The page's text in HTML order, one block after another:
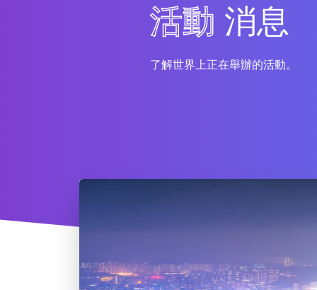
活動 消息
了解世界上正在舉辦的活動。